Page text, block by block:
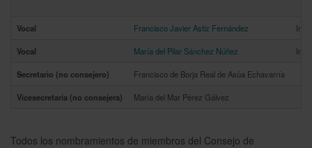
Vocal Francisco Javier Astiz Fernández
Vocal María del Pilar Sánchez Núñez
Secretario (no consejero) Francisco de Borja Real de Asúa Echavarría
Vicesecretaria (no consejera) María del Mar Pérez Gálvez
Todos los nombramientos de miembros del Consejo de